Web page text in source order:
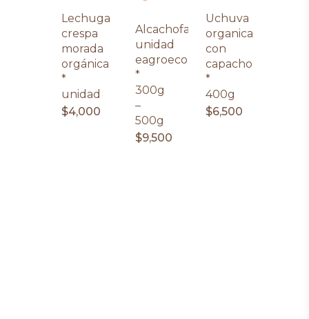
Lechuga
crespa
morada
orgánica
*
unidad
$4,000
Alcachofa
unidad
eagroecológica
*
300g
–
500g
$9,500
Uchuva
organica
con
capacho
*
400g
$6,500